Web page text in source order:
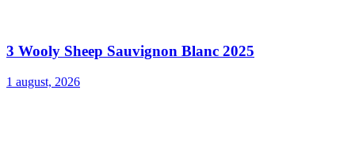
3 Wooly Sheep Sauvignon Blanc 2025
1 august, 2026